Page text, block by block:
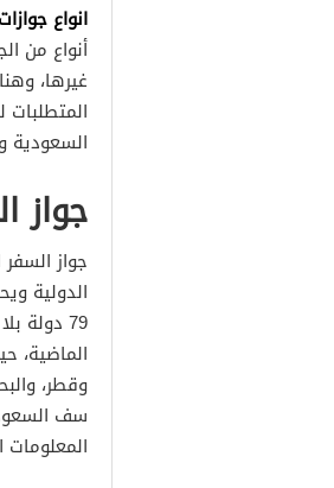
انواع
أنواع من
غيرها،
السعودية
جواز
جواز
79
الماضية،
سف
المعلومات